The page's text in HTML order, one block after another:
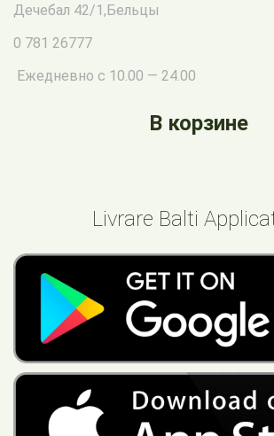
Дечебал 42/1,Бельцы
0 781 26777
Ежедневно с 10.00 — 24.00
В корзине
Livrare Balti